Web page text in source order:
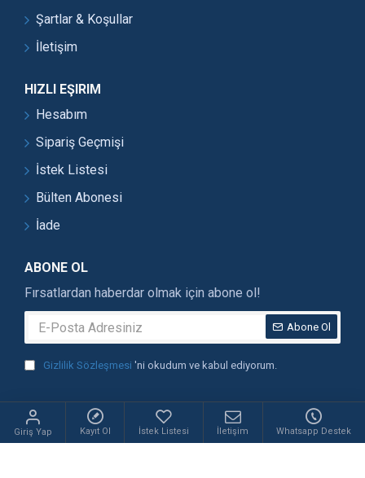
Şartlar & Koşullar
İletişim
HIZLI EŞIRIM
Hesabım
Sipariş Geçmişi
İstek Listesi
Bülten Abonesi
İade
ABONE OL
Fırsatlardan haberdar olmak için abone ol!
Abone Ol
Gizlilik Sözleşmesi 'ni okudum ve kabul ediyorum.
OltaDükkanım. Tüm hakları saklıdır. Designed by OBUZ
Giriş Yap Kayıt Ol İstek Listesi İletişim Whatsapp Destek